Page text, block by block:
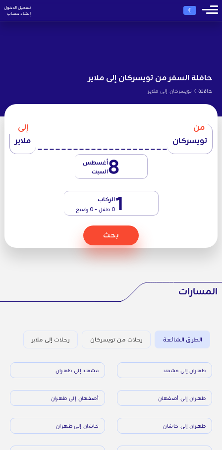
€
تسجيل الدخول
إنشاء حساب
حافلة السفر من تويسركان إلى ملاير
حافلة › تویسرکان إلى ملاير
من
تويسركان
إلى
ملاير
8أغسطس
السبت
1الركاب
0 طفل - 0 رضيع
بحث
المسارات
الطرق الشائعة رحلات من تويسركان رحلات إلى ملاير
طهران إلى مشهد مشهد إلى طهران
طهران إلى أصفهان أصفهان إلى طهران
طهران إلى كاشان كاشان إلى طهران